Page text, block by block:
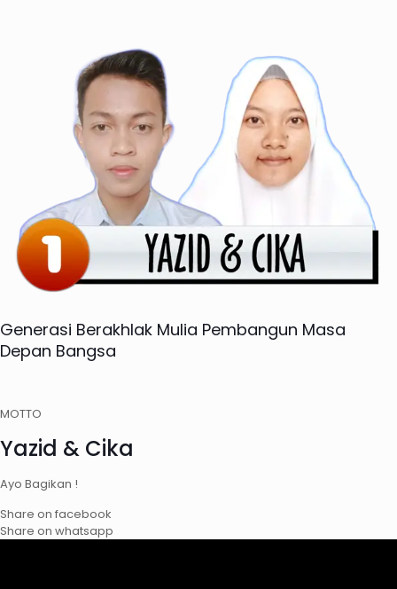
Generasi Berakhlak Mulia Pembangun Masa
Depan Bangsa
MOTTO
Yazid & Cika
Ayo Bagikan !
Share on facebook
Share on whatsapp